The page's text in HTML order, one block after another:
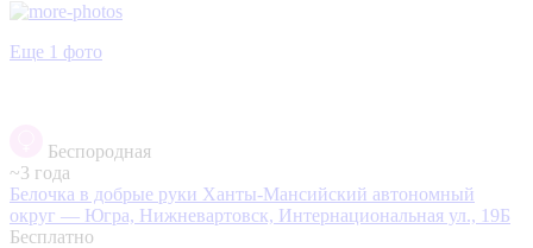
Еще 1 фото
Беспородная
~3 года
Белочка в добрые руки Ханты-Мансийский автономный
округ — Югра, Нижневартовск, Интернациональная ул., 19Б
Бесплатно